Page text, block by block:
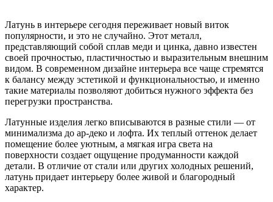
Латунь в интерьере сегодня переживает новый виток
популярности, и это не случайно. Этот металл,
представляющий собой сплав меди и цинка, давно известен
своей прочностью, пластичностью и выразительным внешним
видом. В современном дизайне интерьера все чаще стремятся
к балансу между эстетикой и функциональностью, и именно
такие материалы позволяют добиться нужного эффекта без
перегрузки пространства.
Латунные изделия легко вписываются в разные стили — от
минимализма до ар-деко и лофта. Их теплый оттенок делает
помещение более уютным, а мягкая игра света на
поверхности создает ощущение продуманности каждой
детали. В отличие от стали или других холодных решений,
латунь придает интерьеру более живой и благородный
характер.